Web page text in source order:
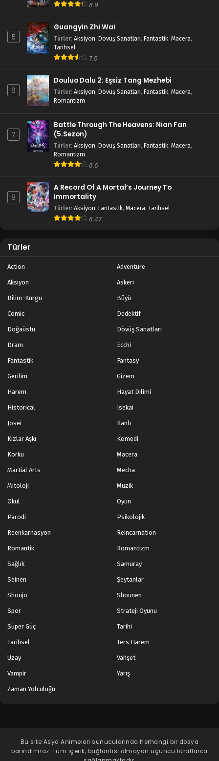
8.9
5
Guangyin Zhi Wai
Türler: Aksiyon, Dövüş Sanatları, Fantastik, Macera,
Tarihsel
7.5
6
Douluo Dalu 2: Eşsiz Tang Mezhebi
Türler: Aksiyon, Dövüş Sanatları, Fantastik, Macera,
Romantizm
7
Battle Through The Heavens: Nian Fan
(5.Sezon)
Türler: Aksiyon, Dövüş Sanatları, Fantastik, Macera,
Romantizm
8.6
8
A Record Of A Mortal’s Journey To
Immortality
Türler: Aksiyon, Fantastik, Macera, Tarihsel
8.47
Türler
Action Adventure
Aksiyon Askeri
Bilim-Kurgu Büyü
Comic Dedektif
Doğaüstü Dövüş Sanatları
Dram Ecchi
Fantastik Fantasy
Gerilim Gizem
Harem Hayat Dilimi
Historical Isekai
Josei Kanlı
Kızlar Aşkı Komedi
Korku Macera
Martial Arts Mecha
Mitoloji Müzik
Okul Oyun
Parodi Psikolojik
Reenkarnasyon Reincarnation
Romantik Romantizm
Sağlık Samuray
Seinen Şeytanlar
Shoujo Shounen
Spor Strateji Oyunu
Süper Güç Tarihi
Tarihsel Ters Harem
Uzay Vahşet
Vampir Yarış
Zaman Yolculuğu
Bu site Asya Animeleri sunucularında herhangi bir dosya
barındırmaz. Tüm içerik, bağlantısı olmayan üçüncü taraflarca